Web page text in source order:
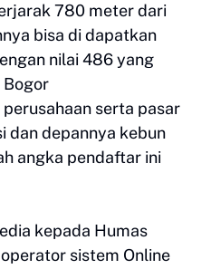
780 meter dari
bisa di dapatkan
nilai 486 yang
Bogor
serta pasar
dan depannya kebun
angka pendaftar ini
kepada Humas
sistem Online